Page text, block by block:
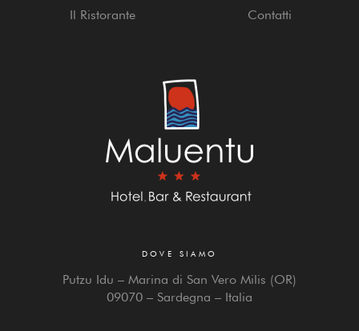
Il Ristorante
Contatti
DOVE SIAMO
Putzu Idu – Marina di San Vero Milis (OR)
09070 – Sardegna – Italia